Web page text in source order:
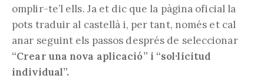
omplir-te’l ells. Ja et dic que la pàgina oficial la
pots traduir al castellà i, per tant, només et cal
anar seguint els passos després de seleccionar
“Crear una nova aplicació” i “sol·licitud
individual”.